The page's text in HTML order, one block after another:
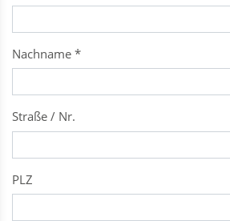
Nachname *
Straße / Nr.
PLZ